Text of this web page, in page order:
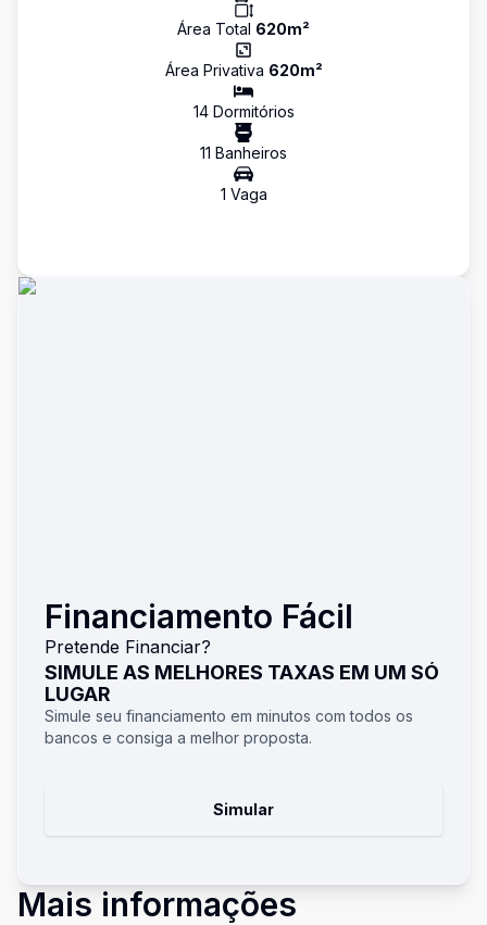
Área Total 620m²
Área Privativa 620m²
14Dormitórios
11 Banheiros
1 Vaga
Financiamento Fácil
Pretende Financiar?
SIMULE AS MELHORES TAXAS EM UM SÓ
LUGAR
Simule seu financiamento em minutos com todos os
bancos e consiga a melhor proposta.
Simular
Mais informações